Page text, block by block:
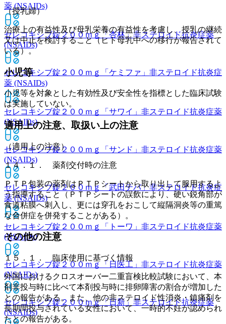
薬 (NSAIDs)
セレコキシブ錠２００ｍｇ「杏林」非ステロイド抗炎症薬
(NSAIDs)
セレコキシブ錠２００ｍｇ「ケミファ」 非ステロイド抗炎症
薬 (NSAIDs)
セレコキシブ錠２００ｍｇ「サワイ」 非ステロイド抗炎症薬
(NSAIDs)
セレコキシブ錠２００ｍｇ「サンド」 非ステロイド抗炎症薬
(NSAIDs)
セレコキシブ錠２００ｍｇ「武田テバ」非ステロイド抗炎症
薬 (NSAIDs)
セレコキシブ錠２００ｍｇ「トーワ」 非ステロイド抗炎症薬
(NSAIDs)
セレコキシブ錠２００ｍｇ「日医工」 非ステロイド抗炎症薬
(NSAIDs)
セレコキシブ錠２００ｍｇ「日新」 非ステロイド抗炎症薬
(NSAIDs)
（授乳婦）
治療上の有益性及び母乳栄養の有益性を考慮し、授乳の継続
又は中止を検討すること（ヒト母乳中への移行が報告されて
いる）。
小児等
小児等を対象とした有効性及び安全性を指標とした臨床試験
は実施していない。
適用上の注意、取扱い上の注意
（適用上の注意）
１４．１． 薬剤交付時の注意
ＰＴＰ包装の薬剤はＰＴＰシートから取り出して服用するよ
う指導すること（ＰＴＰシートの誤飲により、硬い鋭角部が
食道粘膜へ刺入し、更には穿孔をおこして縦隔洞炎等の重篤
な合併症を併発することがある）。
その他の注意
１５．１． 臨床使用に基づく情報
外国におけるクロスオーバー二重盲検比較試験において、本
剤非投与時に比べて本剤投与時に排卵障害の割合が増加した
との報告がある。また、他の非ステロイド性消炎・鎮痛剤を
長期間投与されている女性において、一時的不妊が認められ
たとの報告がある。